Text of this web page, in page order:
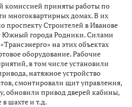
комиссией приняты работы по
многоквартирных домах. В их
проспекту Строителей в Иванове
города Родники. Силами
на этих объектах
оборудование. Рабочие
в том числе установили
натяжное устройство
смонтировали щит управления,
обновили привод дверей кабины,
шахте и т.д.